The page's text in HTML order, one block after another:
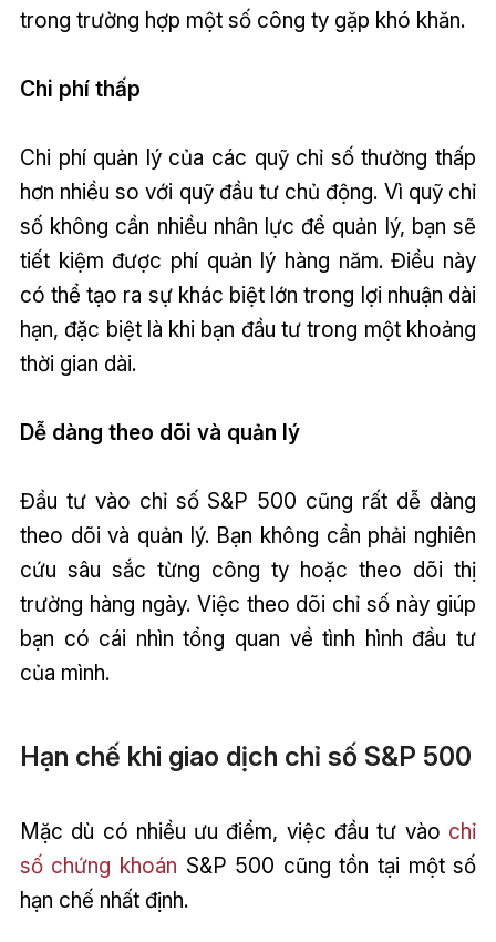
trong trường hợp một số công ty gặp khó khăn.
Chi phí thấp
Chi phí quản lý của các quỹ chỉ số thường thấp
hơn nhiều so với quỹ đầu tư chủ động. Vì quỹ chỉ
số không cần nhiều nhân lực để quản lý, bạn sẽ
tiết kiệm được phí quản lý hàng năm. Điều này
có thể tạo ra sự khác biệt lớn trong lợi nhuận dài
hạn, đặc biệt là khi bạn đầu tư trong một khoảng
thời gian dài.
Dễ dàng theo dõi và quản lý
Đầu tư vào chỉ số S&P 500 cũng rất dễ dàng
theo dõi và quản lý. Bạn không cần phải nghiên
cứu sâu sắc từng công ty hoặc theo dõi thị
trường hàng ngày. Việc theo dõi chỉ số này giúp
bạn có cái nhìn tổng quan về tình hình đầu tư
của mình.
Hạn chế khi giao dịch chỉ số S&P 500
Mặc dù có nhiều ưu điểm, việc đầu tư vào chỉ
số chứng khoán S&P 500 cũng tồn tại một số
hạn chế nhất định.